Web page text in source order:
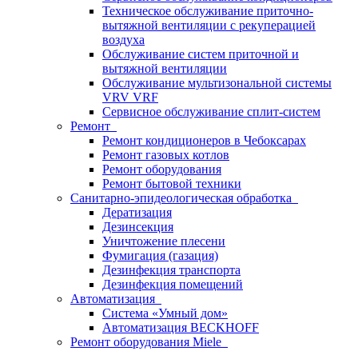
Техническое обслуживание приточно-
вытяжной вентиляции с рекуперацией
воздуха
Обслуживание систем приточной и
вытяжной вентиляции
Обслуживание мультизональной системы
VRV VRF
Сервисное обслуживание сплит-систем
Ремонт
Ремонт кондиционеров в Чебоксарах
Ремонт газовых котлов
Ремонт оборудования
Ремонт бытовой техники
Санитарно-эпидеологическая обработка
Дератизация
Дезинсекция
Уничтожение плесени
Фумигация (газация)
Дезинфекция транспорта
Дезинфекция помещений
Автоматизация
Система «Умный дом»
Автоматизация BECKHOFF
Ремонт оборудования Miele